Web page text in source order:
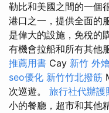
勒比和美國之間的一個
港口之一，提供全面的
是偉大的設施，免稅的
有機會拉船和所有其他
推薦用書 Cay 新竹 外
seo優化 新竹竹北撥筋
次巡遊。 旅行社代辦護
小的餐廳，超市和其他